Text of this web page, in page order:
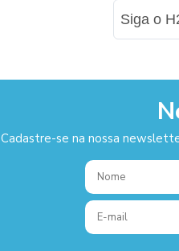
Siga o
Cadastre-se na nossa